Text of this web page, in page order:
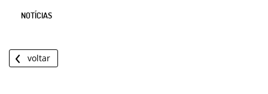
NOTÍCIAS
voltar